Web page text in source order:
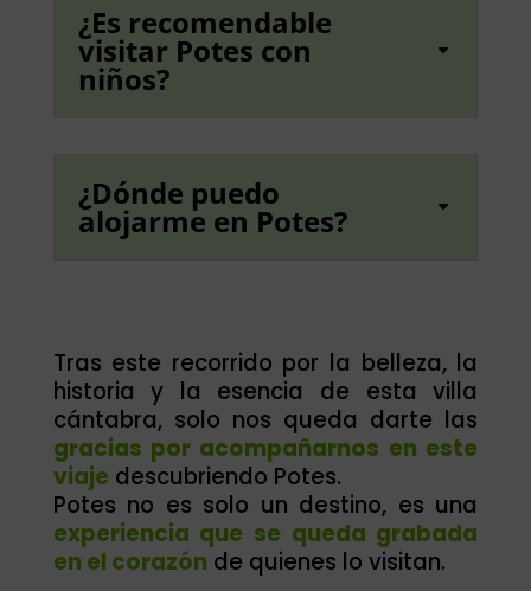
¿Es recomendable
visitar Potes con
niños?
¿Dónde puedo
alojarme en Potes?
Tras este recorrido por la belleza, la
historia y la esencia de esta villa
cántabra, solo nos queda darte las
gracias por acompañarnos en este
viaje descubriendo Potes.
Potes no es solo un destino, es una
experiencia que se queda grabada
en el corazón de quienes lo visitan.